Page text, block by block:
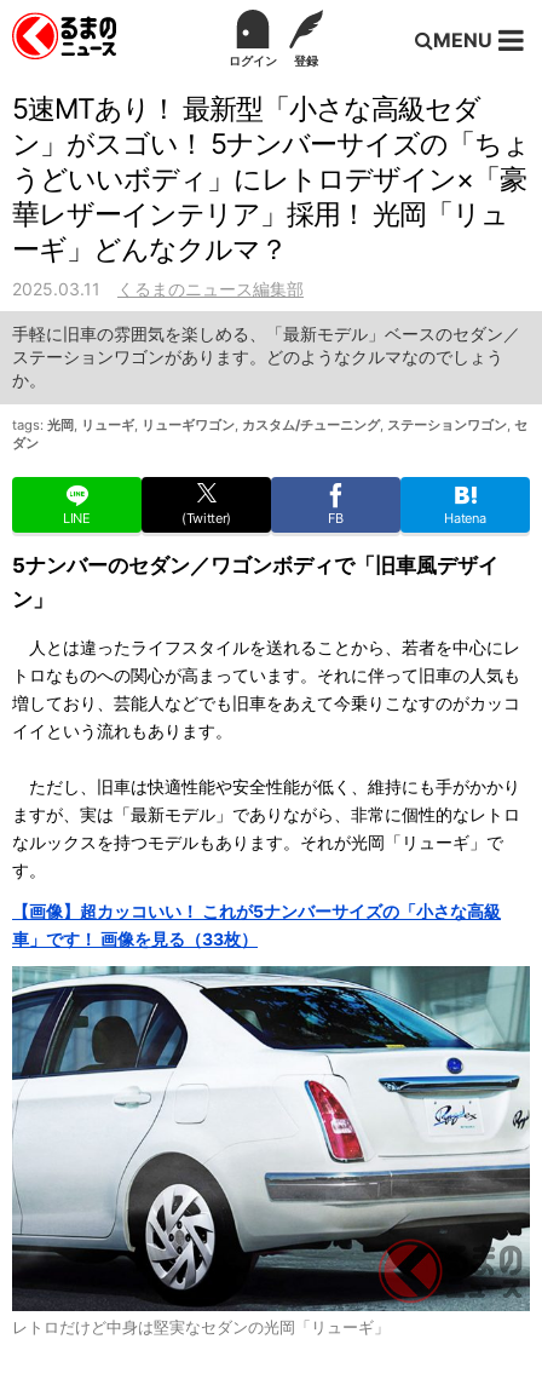
ログイン 登録
MENU
5速MTあり！ 最新型「小さな高級セダ
ン」がスゴい！ 5ナンバーサイズの「ちょ
うどいいボディ」にレトロデザイン×「豪
華レザーインテリア」採用！ 光岡「リュ
ーギ」どんなクルマ？
2025.03.11 くるまのニュース編集部
手軽に旧車の雰囲気を楽しめる、「最新モデル」ベースのセダン／
ステーションワゴンがあります。どのようなクルマなのでしょう
か。
tags: 光岡, リューギ, リューギワゴン, カスタム/チューニング, ステーションワゴン, セ
ダン
LINE (Twitter) FB Hatena
5ナンバーのセダン／ワゴンボディで「旧車風デザイ
ン」
人とは違ったライフスタイルを送れることから、若者を中心にレ
トロなものへの関心が高まっています。それに伴って旧車の人気も
増しており、芸能人などでも旧車をあえて今乗りこなすのがカッコ
イイという流れもあります。
ただし、旧車は快適性能や安全性能が低く、維持にも手がかかり
ますが、実は「最新モデル」でありながら、非常に個性的なレトロ
なルックスを持つモデルもあります。それが光岡「リューギ」で
す。
【画像】超カッコいい！ これが5ナンバーサイズの「小さな高級
車」です！ 画像を見る（33枚）
レトロだけど中身は堅実なセダンの光岡「リューギ」